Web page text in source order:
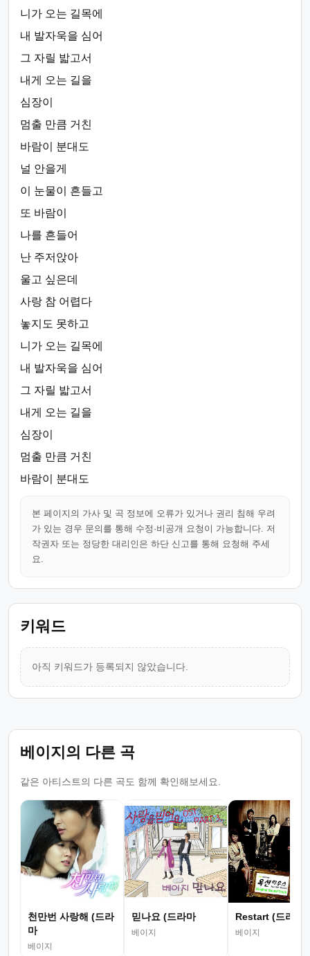
니가 오는 길목에
내 발자욱을 심어
그 자릴 밟고서
내게 오는 길을
심장이
멈출 만큼 거친
바람이 분대도
널 안을게
이 눈물이 흔들고
또 바람이
나를 흔들어
난 주저앉아
울고 싶은데
사랑 참 어렵다
놓지도 못하고
니가 오는 길목에
내 발자욱을 심어
그 자릴 밟고서
내게 오는 길을
심장이
멈출 만큼 거친
바람이 분대도
본 페이지의 가사 및 곡 정보에 오류가 있거나 권리 침해 우려
가 있는 경우 문의를 통해 수정·비공개 요청이 가능합니다. 저
작권자 또는 정당한 대리인은 하단 신고를 통해 요청해 주세
요.
키워드
아직 키워드가 등록되지 않았습니다.
베이지의 다른 곡
같은 아티스트의 다른 곡도 함께 확인해보세요.
천만번 사랑해 (드라
마
베이지
믿나요 (드라마
베이지
Restart (드라마
베이지